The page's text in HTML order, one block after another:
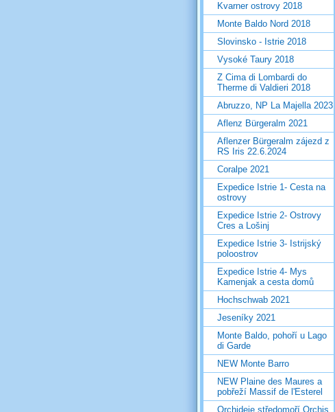
Kvarner ostrovy 2018
Monte Baldo Nord 2018
Slovinsko - Istrie 2018
Vysoké Taury 2018
Z Cima di Lombardi do
Therme di Valdieri 2018
Abruzzo, NP La Majella 2023
Aflenz Bürgeralm 2021
Aflenzer Bürgeralm zájezd z
RS Iris 22.6.2024
Coralpe 2021
Expedice Istrie 1- Cesta na
ostrovy
Expedice Istrie 2- Ostrovy
Cres a Lošinj
Expedice Istrie 3- Istrijský
poloostrov
Expedice Istrie 4- Mys
Kamenjak a cesta domů
Hochschwab 2021
Jeseníky 2021
Monte Baldo, pohoří u Lago
di Garde
NEW Monte Barro
NEW Plaine des Maures a
pobřeží Massif de l'Esterel
Orchideje středomoří Orchis